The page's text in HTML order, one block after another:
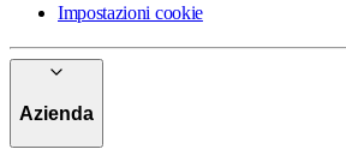
Impostazioni cookie
Azienda